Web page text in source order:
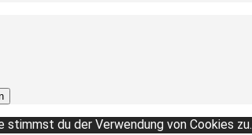
du der Verwendung von Cookies zu.